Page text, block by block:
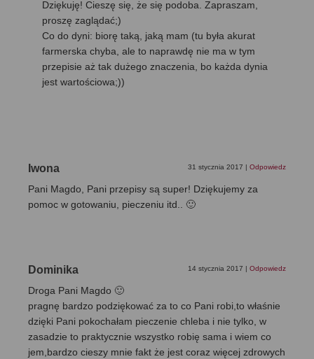
Dziękuję! Cieszę się, że się podoba. Zapraszam,
proszę zaglądać;)
Co do dyni: biorę taką, jaką mam (tu była akurat
farmerska chyba, ale to naprawdę nie ma w tym
przepisie aż tak dużego znaczenia, bo każda dynia
jest wartościowa;))
Iwona 31 stycznia 2017 | Odpowiedz
Pani Magdo, Pani przepisy są super! Dziękujemy za
pomoc w gotowaniu, pieczeniu itd.. 🙂
Dominika 14 stycznia 2017 | Odpowiedz
Droga Pani Magdo 🙂
pragnę bardzo podziękować za to co Pani robi,to właśnie
dzięki Pani pokochałam pieczenie chleba i nie tylko, w
zasadzie to praktycznie wszystko robię sama i wiem co
jem,bardzo cieszy mnie fakt że jest coraz więcej zdrowych